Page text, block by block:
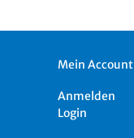
Mein Account
Anmelden
Login